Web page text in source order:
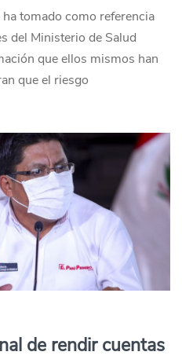
tomado como referencia
del Ministerio de Salud
que ellos mismos han
que el riesgo
de rendir cuentas